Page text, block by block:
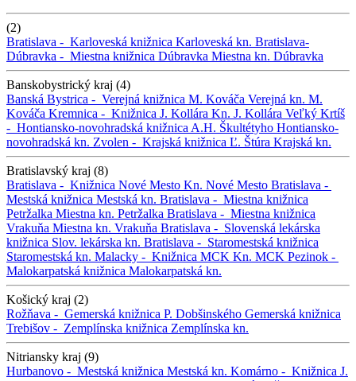
(2)
Bratislava - Karloveská knižnica Karloveská kn. Bratislava-
Dúbravka - Miestna knižnica Dúbravka Miestna kn. Dúbravka
Banskobystrický kraj (4)
Banská Bystrica - Verejná knižnica M. Kováča Verejná kn. M.
Kováča Kremnica - Knižnica J. Kollára Kn. J. Kollára Veľký Krtíš
- Hontiansko-novohradská knižnica A.H. Škultétyho Hontiansko-
novohradská kn. Zvolen - Krajská knižnica Ľ. Štúra Krajská kn.
Bratislavský kraj (8)
Bratislava - Knižnica Nové Mesto Kn. Nové Mesto Bratislava -
Mestská knižnica Mestská kn. Bratislava - Miestna knižnica
Petržalka Miestna kn. Petržalka Bratislava - Miestna knižnica
Vrakuňa Miestna kn. Vrakuňa Bratislava - Slovenská lekárska
knižnica Slov. lekárska kn. Bratislava - Staromestská knižnica
Staromestská kn. Malacky - Knižnica MCK Kn. MCK Pezinok -
Malokarpatská knižnica Malokarpatská kn.
Košický kraj (2)
Rožňava - Gemerská knižnica P. Dobšinského Gemerská knižnica
Trebišov - Zemplínska knižnica Zemplínska kn.
Nitriansky kraj (9)
Hurbanovo - Mestská knižnica Mestská kn. Komárno - Knižnica J.